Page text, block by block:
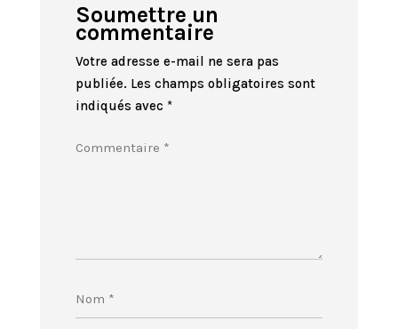
Soumettre un
commentaire
Votre adresse e-mail ne sera pas
publiée. Les champs obligatoires sont
indiqués avec *